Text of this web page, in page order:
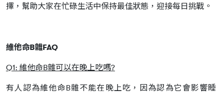
擇，幫助大家在忙碌生活中保持最佳狀態，迎接每日挑戰。
維他命B雜FAQ
Q1: 維他命B雜可以在晚上吃嗎?
有人認為維他命B雜不能在晚上吃，因為認為它會影響睡